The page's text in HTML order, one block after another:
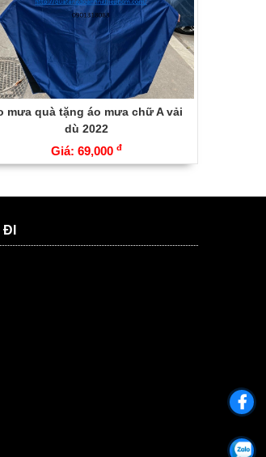
mưa quà tặng áo mưa chữ A vải
dù 2022
Giá: 69,000 đ